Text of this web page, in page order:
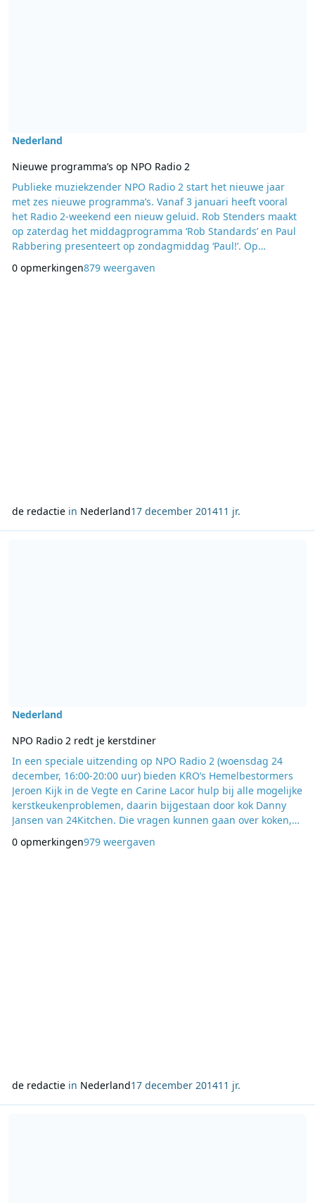
Nederland
Nieuwe programma’s op NPO Radio 2
Publieke muziekzender NPO Radio 2 start het nieuwe jaar
met zes nieuwe programma’s. Vanaf 3 januari heeft vooral
het Radio 2-weekend een nieuw geluid. Rob Stenders maakt
op zaterdag het middagprogramma ‘Rob Standards’ en Paul
Rabbering presenteert op zondagmiddag ‘Paul!’. Op
voor het nieuwe programma ‘Vroeg op Frank’ naar de Radio 2
0 opmerkingen879 weergaven
de redactiein Nederland17 december 201411 jr.
Nederland
NPO Radio 2 redt je kerstdiner
In een speciale uitzending op NPO Radio 2 (woensdag 24
december, 16:00-20:00 uur) bieden KRO’s Hemelbestormers
Jeroen Kijk in de Vegte en Carine Lacor hulp bij alle mogelijke
kerstkeukenproblemen, daarin bijgestaan door kok Danny
Jansen van 24Kitchen. Die vragen kunnen gaan over koken,
wijn, maar ook over etiquette. Want we weten allemaal hoe
frustrerend kerst soms kan zijn. Maar met onze antwoorden
0 opmerkingen979 weergaven
de redactiein Nederland17 december 201411 jr.